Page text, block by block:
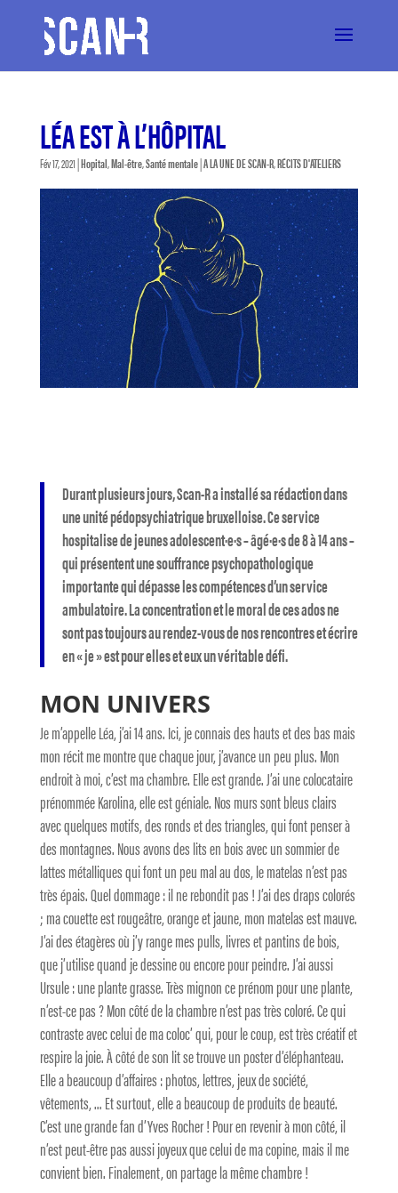
LÉA EST À L’HÔPITAL
Fév 17, 2021|Hopital,Mal-être,Santé mentale|A LA UNE DE SCAN-R,RÉCITS D'ATELIERS
Durant plusieurs jours, Scan-R a installé sa rédaction dans
une unité pédopsychiatrique bruxelloise. Ce service
hospitalise de jeunes adolescent·e·s – âgé·e·s de 8 à 14 ans –
qui présentent une souffrance psychopathologique
importante qui dépasse les compétences d’un service
ambulatoire. La concentration et le moral de ces ados ne
sont pas toujours au rendez-vous de nos rencontres et écrire
en « je » est pour elles et eux un véritable défi.
MON UNIVERS
Je m’appelle Léa, j’ai 14 ans. Ici, je connais des hauts et des bas mais
mon récit me montre que chaque jour, j’avance un peu plus. Mon
endroit à moi, c’est ma chambre. Elle est grande. J’ai une colocataire
prénommée Karolina, elle est géniale. Nos murs sont bleus clairs
avec quelques motifs, des ronds et des triangles, qui font penser à
des montagnes. Nous avons des lits en bois avec un sommier de
lattes métalliques qui font un peu mal au dos, le matelas n’est pas
très épais. Quel dommage : il ne rebondit pas ! J’ai des draps colorés
; ma couette est rougeâtre, orange et jaune, mon matelas est mauve.
J’ai des étagères où j’y range mes pulls, livres et pantins de bois,
que j’utilise quand je dessine ou encore pour peindre. J’ai aussi
Ursule : une plante grasse. Très mignon ce prénom pour une plante,
n’est-ce pas ? Mon côté de la chambre n’est pas très coloré. Ce qui
contraste avec celui de ma coloc’ qui, pour le coup, est très créatif et
respire la joie. À côté de son lit se trouve un poster d’éléphanteau.
Elle a beaucoup d’affaires : photos, lettres, jeux de société,
vêtements, … Et surtout, elle a beaucoup de produits de beauté.
C’est une grande fan d’Yves Rocher ! Pour en revenir à mon côté, il
n’est peut-être pas aussi joyeux que celui de ma copine, mais il me
convient bien. Finalement, on partage la même chambre !